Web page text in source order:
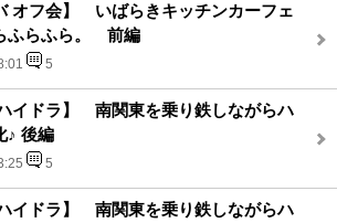
オフ会】 いばらきキッチンカーフェ
ふらふら。 前編
5
ハイドラ】 南関東を乗り鉄しながらハ
♪ 後編
5
ハイドラ】 南関東を乗り鉄しながらハ